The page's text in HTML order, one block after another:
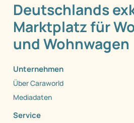
Deutschlands
Marktplatz für
und Wohnwagen
Unternehmen